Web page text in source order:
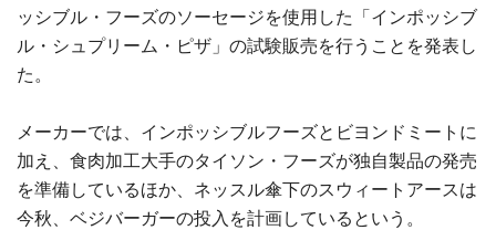
ッシブル・フーズのソーセージを使用した「インポッシブ
ル・シュプリーム・ピザ」の試験販売を行うことを発表し
た。
メーカーでは、インポッシブルフーズとビヨンドミートに
加え、食肉加工大手のタイソン・フーズが独自製品の発売
を準備しているほか、ネッスル傘下のスウィートアースは
今秋、ベジバーガーの投入を計画しているという。